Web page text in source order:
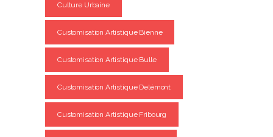
Culture Urbaine
Customisation Artistique Bienne
Customisation Artistique Bulle
Customisation Artistique Delémont
Customisation Artistique Fribourg